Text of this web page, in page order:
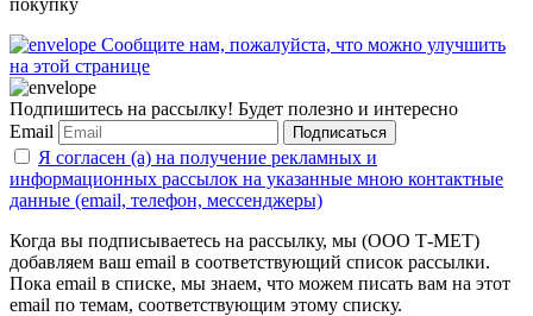
Сообщите нам, пожалуйста, что можно улучшить
на этой странице
Подпишитесь на рассылку! Будет полезно и интересно
Email
Подписаться
Я согласен (а) на получение рекламных и
информационных рассылок на указанные мною контактные
данные (email, телефон, мессенджеры)
Когда вы подписываетесь на рассылку, мы (ООО Т-МЕТ)
добавляем ваш email в соответствующий список рассылки.
Пока email в списке, мы знаем, что можем писать вам на этот
email по темам, соответствующим этому списку.